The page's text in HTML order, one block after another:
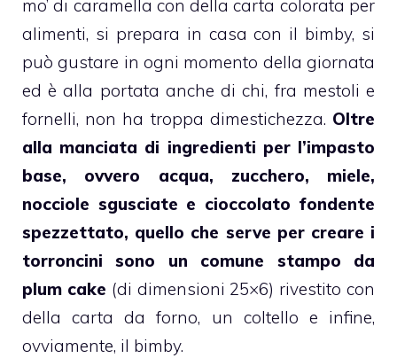
mo’ di caramella con della carta colorata per
alimenti, si prepara in casa con il bimby, si
può gustare in ogni momento della giornata
ed è alla portata anche di chi, fra mestoli e
fornelli, non ha troppa dimestichezza. Oltre
alla manciata di ingredienti per l’impasto
base, ovvero acqua, zucchero, miele,
nocciole sgusciate e cioccolato fondente
spezzettato, quello che serve per creare i
torroncini sono un comune stampo da
plum cake (di dimensioni 25×6) rivestito con
della carta da forno, un coltello e infine,
ovviamente, il bimby.